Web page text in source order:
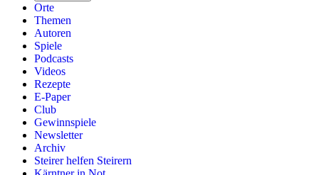
Orte
Themen
Autoren
Spiele
Podcasts
Videos
Rezepte
E-Paper
Club
Gewinnspiele
Newsletter
Archiv
Steirer helfen Steirern